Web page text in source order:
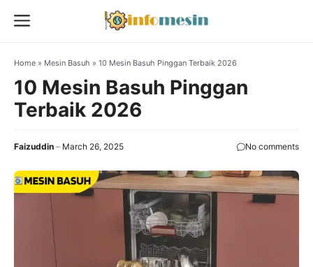
Menu
Home » Mesin Basuh » 10 Mesin Basuh Pinggan Terbaik 2026
10 Mesin Basuh Pinggan
Terbaik 2026
Faizuddin March 26, 2025 No comments